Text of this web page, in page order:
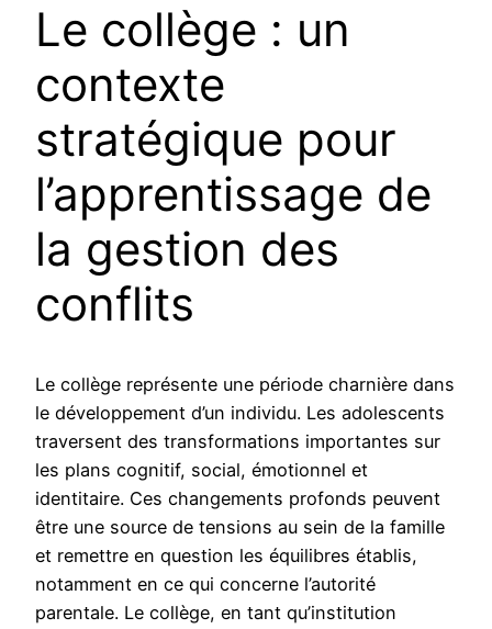
Le collège : un
contexte
stratégique pour
l’apprentissage de
la gestion des
conflits
Le collège représente une période charnière dans
le développement d’un individu. Les adolescents
traversent des transformations importantes sur
les plans cognitif, social, émotionnel et
identitaire. Ces changements profonds peuvent
être une source de tensions au sein de la famille
et remettre en question les équilibres établis,
notamment en ce qui concerne l’autorité
parentale. Le collège, en tant qu’institution